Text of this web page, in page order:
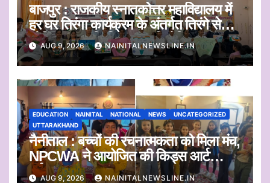
बाजपुर : राजकीय स्नातकोत्तर महाविद्यालय में
हर घर तिरंगा कार्यक्रम के अंतर्गत तिरंगे से
प्रेरित कलाकृति चित्रण प्रतियोगिता
आयोजित
AUG 9, 2026 NAINITALNEWSLINE.IN
EDUCATION NAINITAL NATIONAL NEWS
UNCATEGORIZED
UTTARAKHAND
नैनीताल : बच्चों की रचनात्मकता को मिला मंच,
NPCWA ने आयोजित की किड्स आर्ट
वर्कशॉप
AUG 9, 2026 NAINITALNEWSLINE.IN